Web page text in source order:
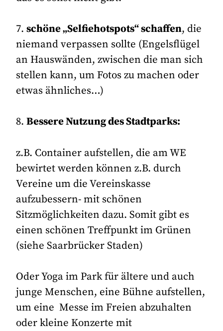
7.schöne „Selfiehotspots“ schaffen, die
niemand verpassen sollte (Engelsflügel
an Hauswänden, zwischen die man sich
stellen kann, um Fotos zu machen oder
etwas ähnliches…)
8.Bessere Nutzung des Stadtparks:
z.B. Container aufstellen, die am WE
bewirtet werden können z.B. durch
Vereine um die Vereinskasse
aufzubessern- mit schönen
Sitzmöglichkeiten dazu. Somit gibt es
einen schönen Treffpunkt im Grünen
(siehe Saarbrücker Staden)
Oder Yoga im Park für ältere und auch
junge Menschen, eine Bühne aufstellen,
um eine Messe im Freien abzuhalten
oder kleine Konzerte mit